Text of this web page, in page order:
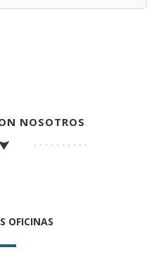
NOSOTROS
OFICINAS